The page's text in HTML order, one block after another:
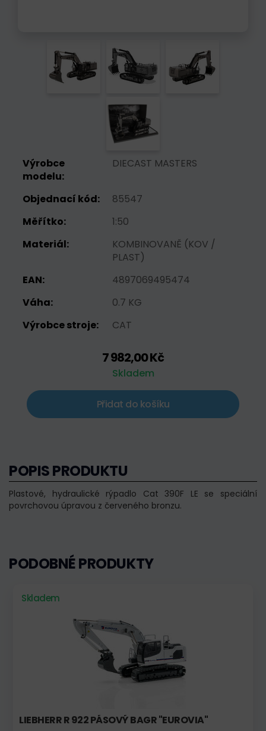
Výrobce
modelu:
DIECAST MASTERS
Objednací kód:
85547
Měřítko:
1:50
Materiál:
KOMBINOVANĚ (KOV /
PLAST)
EAN:
4897069495474
Váha:
0.7 KG
Výrobce stroje:
CAT
7 982,00 Kč
Skladem
Přidat do košíku
POPIS PRODUKTU
Plastové, hydraulické rýpadlo Cat 390F LE se speciální
povrchovou úpravou z červeného bronzu.
PODOBNÉ PRODUKTY
Skladem
LIEBHERR R 922 PÁSOVÝ BAGR "EUROVIA"